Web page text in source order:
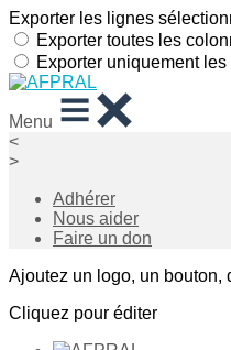
Exporter les lignes
Exporter toutes les
Exporter uniquement
Menu
<
>
Adhérer
Nous aider
Faire un don
Ajoutez un logo, un bouton,
Cliquez pour éditer